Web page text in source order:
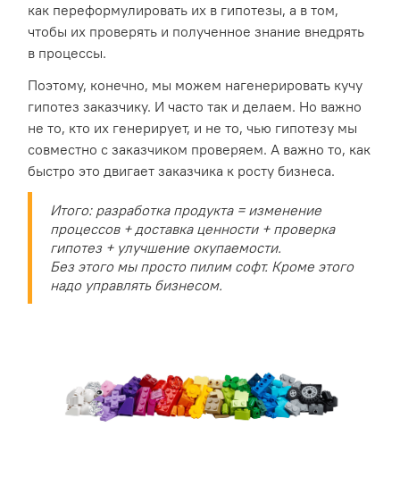
как переформулировать их в гипотезы, а в том,
чтобы их проверять и полученное знание внедрять
в процессы.
Поэтому, конечно, мы можем нагенерировать кучу
гипотез заказчику. И часто так и делаем. Но важно
не то, кто их генерирует, и не то, чью гипотезу мы
совместно с заказчиком проверяем. А важно то, как
быстро это двигает заказчика к росту бизнеса.
Итого: разработка продукта = изменение
процессов + доставка ценности + проверка
гипотез + улучшение окупаемости.
Без этого мы просто пилим софт. Кроме этого
надо управлять бизнесом.